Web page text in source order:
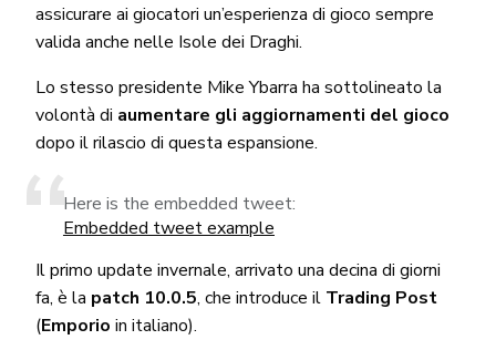
assicurare ai giocatori un’esperienza di gioco sempre
valida anche nelle Isole dei Draghi.
Lo stesso presidente Mike Ybarra ha sottolineato la
volontà di aumentare gli aggiornamenti del gioco
dopo il rilascio di questa espansione.
Here is the embedded tweet:
Embedded tweet example
Il primo update invernale, arrivato una decina di giorni
fa, è la patch 10.0.5, che introduce il Trading Post
(Emporio in italiano).